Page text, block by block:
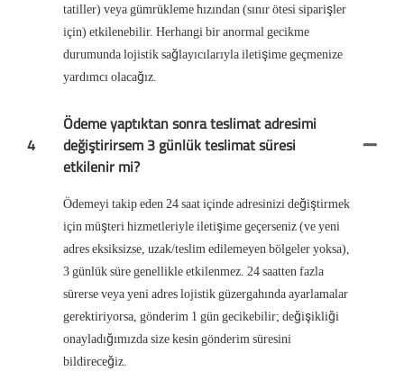
tatiller) veya gümrükleme hızından (sınır ötesi siparişler
için) etkilenebilir. Herhangi bir anormal gecikme
durumunda lojistik sağlayıcılarıyla iletişime geçmenize
yardımcı olacağız.
4
Ödeme yaptıktan sonra teslimat adresimi
değiştirirsem 3 günlük teslimat süresi
etkilenir mi?
Ödemeyi takip eden 24 saat içinde adresinizi değiştirmek
için müşteri hizmetleriyle iletişime geçerseniz (ve yeni
adres eksiksizse, uzak/teslim edilemeyen bölgeler yoksa),
3 günlük süre genellikle etkilenmez. 24 saatten fazla
sürerse veya yeni adres lojistik güzergahında ayarlamalar
gerektiriyorsa, gönderim 1 gün gecikebilir; değişikliği
onayladığımızda size kesin gönderim süresini
bildireceğiz.